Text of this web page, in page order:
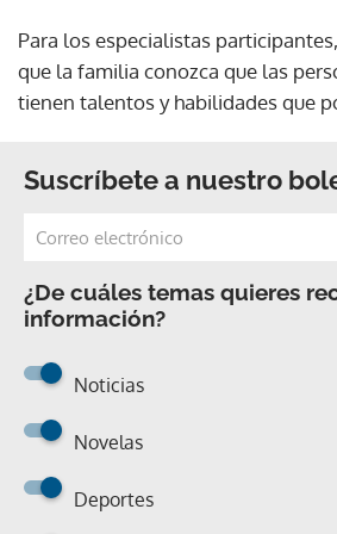
Para los especialistas
que la familia conozca que las
tienen talentos y habilidades que
Suscríbete a nuestro
¿De cuáles temas quieres
información?
Noticias
Novelas
Deportes